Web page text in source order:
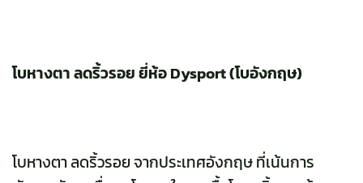
โบหางตา ลดริ้วรอย ยี่ห้อ Dysport (โบอังกฤษ)
โบหางตา ลดริ้วรอย จากประเทศอังกฤษ ที่เน้นการ